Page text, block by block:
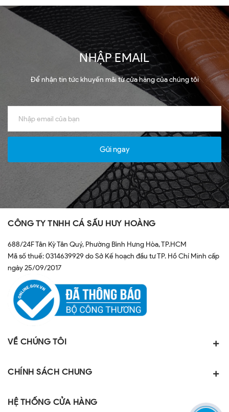
NHẬP EMAIL
Để nhận tin tức khuyến mãi từ cửa hàng của chúng tôi
Gửi ngay
CÔNG TY TNHH CÁ SẤU HUY HOÀNG
688/24F Tân Kỳ Tân Quý, Phường Bình Hưng Hòa, TP.HCM
Mã số thuế: 0314639929 do Sở Kế hoạch đầu tư TP. Hồ Chí Minh cấp
ngày 25/09/2017
VỀ CHÚNG TÔI
CHÍNH SÁCH CHUNG
HỆ THỐNG CỬA HÀNG